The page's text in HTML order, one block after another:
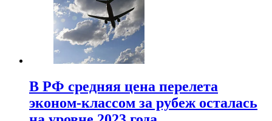
В РФ средняя цена перелета
эконом-классом за рубеж осталась